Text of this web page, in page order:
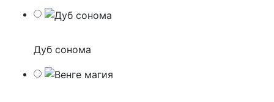
Дуб сонома